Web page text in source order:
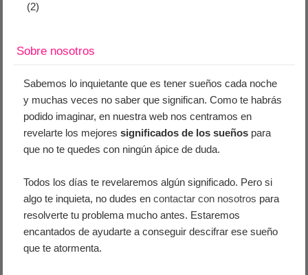
(2)
Sobre nosotros
Sabemos lo inquietante que es tener sueños cada noche
y muchas veces no saber que significan. Como te habrás
podido imaginar, en nuestra web nos centramos en
revelarte los mejoressignificados de los sueños para
que no te quedes con ningún ápice de duda.
Todos los días te revelaremos algún significado. Pero si
algo te inquieta, no dudes encontactar con nosotros para
resolverte tu problema mucho antes. Estaremos
encantados de ayudarte a conseguir descifrar ese sueño
que te atormenta.